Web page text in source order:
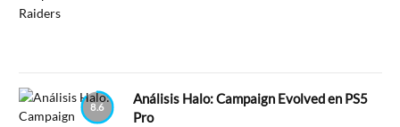
8.6
Análisis Halo: Campaign Evolved en PS5
Pro